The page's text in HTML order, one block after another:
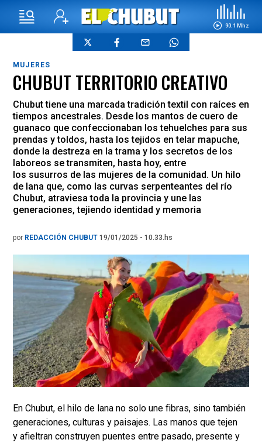
90.1 Mhz
MUJERES
CHUBUT TERRITORIO CREATIVO
Chubut tiene una marcada tradición textil con raíces en
tiempos ancestrales. Desde los mantos de cuero de
guanaco que confeccionaban los tehuelches para sus
prendas y toldos, hasta los tejidos en telar mapuche,
donde la destreza en la trama y los secretos de los
laboreos se transmiten, hasta hoy, entre
los susurros de las mujeres de la comunidad. Un hilo
de lana que, como las curvas serpenteantes del río
Chubut, atraviesa toda la provincia y une las
generaciones, tejiendo identidad y memoria
por REDACCIÓN CHUBUT 19/01/2025 - 10.33.hs
En Chubut, el hilo de lana no solo une fibras, sino también
generaciones, culturas y paisajes. Las manos que tejen
y afieltran construyen puentes entre pasado, presente y